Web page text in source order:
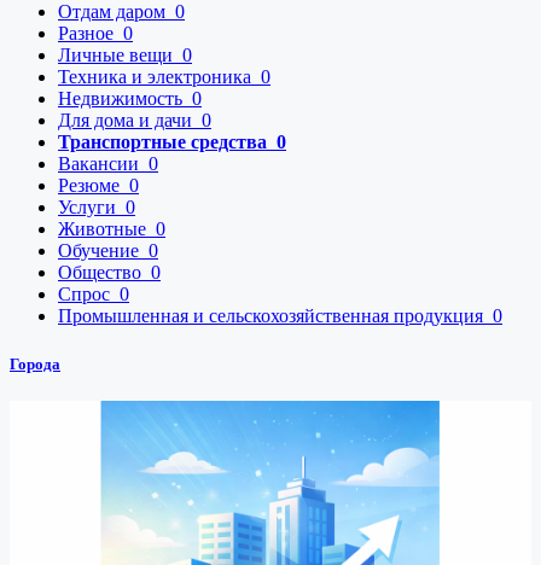
Отдам даром 0
Разное 0
Личные вещи 0
Техника и электроника 0
Недвижимость 0
Для дома и дачи 0
Транспортные средства 0
Вакансии 0
Резюме 0
Услуги 0
Животные 0
Обучение 0
Общество 0
Спрос 0
Промышленная и сельскохозяйственная продукция 0
Города